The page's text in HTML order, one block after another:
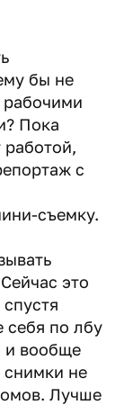
бы не
рабочими
Пока
с
съемку.
это
себя по лбу
и вообще
снимки не
Лучше